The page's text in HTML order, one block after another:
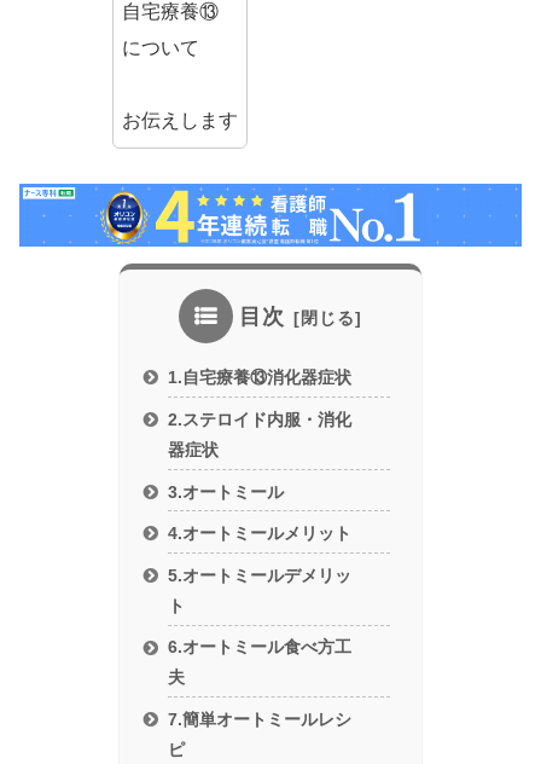
自宅療養⑬
について
お伝えします
目次
1.自宅療養⑬消化器症状
2.ステロイド内服・消化
器症状
3.オートミール
4.オートミールメリット
5.オートミールデメリッ
ト
6.オートミール食べ方工
夫
7.簡単オートミールレシ
ピ